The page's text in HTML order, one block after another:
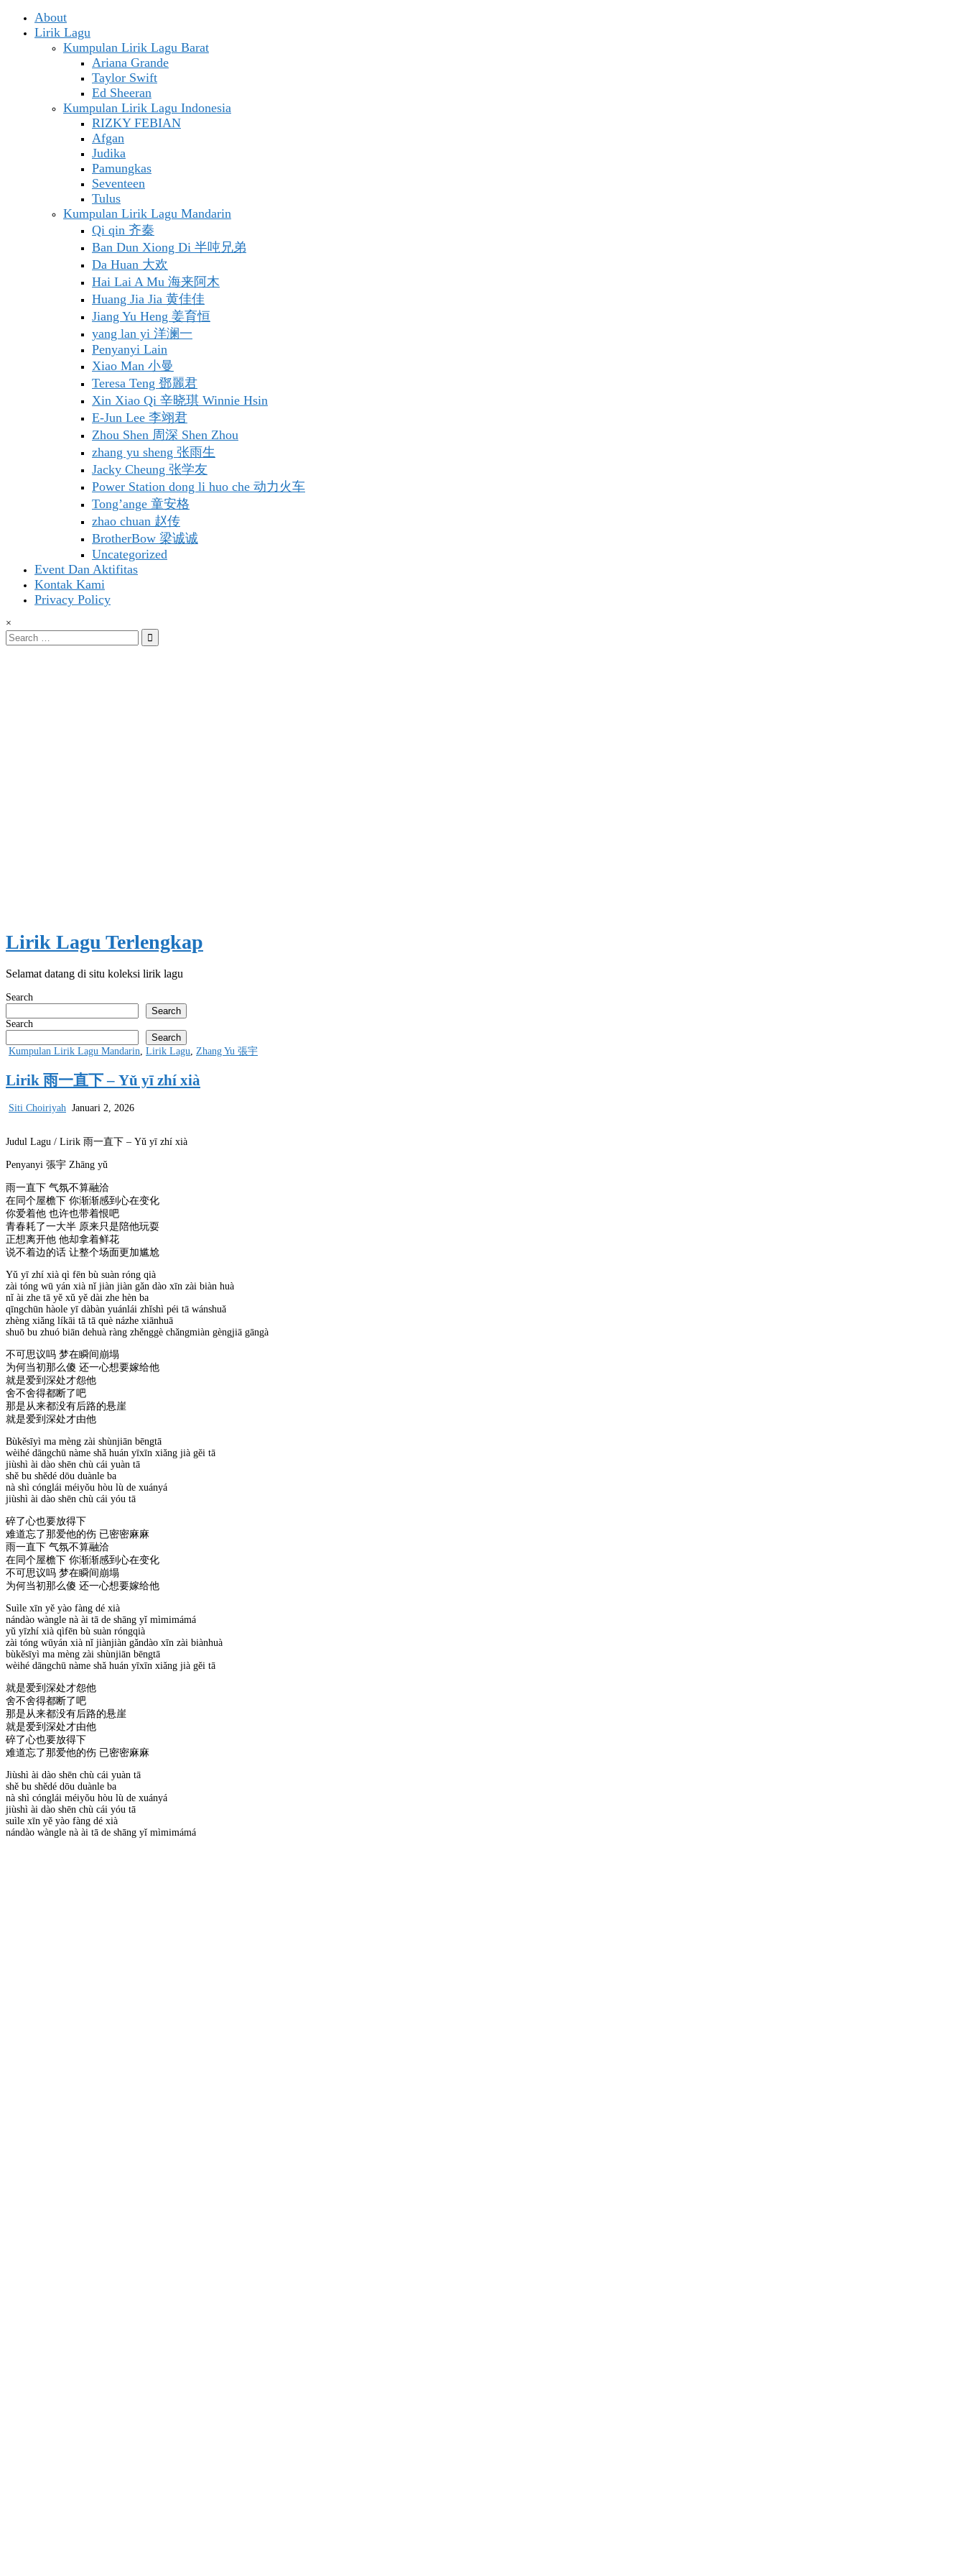
About
Lirik Lagu
Kumpulan Lirik Lagu Barat
Ariana Grande
Taylor Swift
Ed Sheeran
Kumpulan Lirik Lagu Indonesia
RIZKY FEBIAN
Afgan
Judika
Pamungkas
Seventeen
Tulus
Kumpulan Lirik Lagu Mandarin
Qi qin 齐秦
Ban Dun Xiong Di 半吨兄弟
Da Huan 大欢
Hai Lai A Mu 海来阿木
Huang Jia Jia 黄佳佳
Jiang Yu Heng 姜育恒
yang lan yi 洋澜一
Penyanyi Lain
Xiao Man 小曼
Teresa Teng 鄧麗君
Xin Xiao Qi 辛晓琪 Winnie Hsin
E-Jun Lee 李翊君
Zhou Shen 周深 Shen Zhou
zhang yu sheng 张雨生
Jacky Cheung 张学友
Power Station dong li huo che 动力火车
Tong’ange 童安格
zhao chuan 赵传
BrotherBow 梁诚诚
Uncategorized
Event Dan Aktifitas
Kontak Kami
Privacy Policy
×
Search
for:
Lirik Lagu Terlengkap
Selamat datang di situ koleksi lirik lagu
Search
Search
Search
Search
Posted
Kumpulan Lirik Lagu Mandarin Lirik Lagu Zhang Yu 張宇
Lirik 雨一直下 – Yǔ yī zhí xià
Siti Choiriyah Januari 2, 2026
Judul Lagu / Lirik 雨一直下 – Yǔ yī zhí xià
Penyanyi 張宇 Zhāng yǔ
雨一直下 气氛不算融洽
在同个屋檐下 你渐渐感到心在变化
你爱着他 也许也带着恨吧
青春耗了一大半 原来只是陪他玩耍
正想离开他 他却拿着鲜花
说不着边的话 让整个场面更加尴尬
Yǔ yī zhí xià qì fēn bù suàn róng qià
zài tóng wū yán xià nǐ jiàn jiàn gǎn dào xīn zài biàn huà
nǐ ài zhe tā yě xǔ yě dài zhe hèn ba
qīngchūn hàole yī dàbàn yuánlái zhǐshì péi tā wánshuǎ
zhèng xiǎng líkāi tā tā què názhe xiānhuā
shuō bu zhuó biān dehuà ràng zhěnggè chǎngmiàn gèngjiā gāngà
不可思议吗 梦在瞬间崩塌
为何当初那么傻 还一心想要嫁给他
就是爱到深处才怨他
舍不舍得都断了吧
那是从来都没有后路的悬崖
就是爱到深处才由他
Bùkěsīyì ma mèng zài shùnjiān bēngtā
wèihé dāngchū nàme shǎ huán yīxīn xiǎng jià gěi tā
jiùshì ài dào shēn chù cái yuàn tā
shě bu shědé dōu duànle ba
nà shì cónglái méiyǒu hòu lù de xuányá
jiùshì ài dào shēn chù cái yóu tā
碎了心也要放得下
难道忘了那爱他的伤 已密密麻麻
雨一直下 气氛不算融洽
在同个屋檐下 你渐渐感到心在变化
不可思议吗 梦在瞬间崩塌
为何当初那么傻 还一心想要嫁给他
Suìle xīn yě yào fàng dé xià
nándào wàngle nà ài tā de shāng yǐ mìmimámá
yǔ yīzhí xià qìfēn bù suàn róngqià
zài tóng wūyán xià nǐ jiànjiàn gǎndào xīn zài biànhuà
bùkěsīyì ma mèng zài shùnjiān bēngtā
wèihé dāngchū nàme shǎ huán yīxīn xiǎng jià gěi tā
就是爱到深处才怨他
舍不舍得都断了吧
那是从来都没有后路的悬崖
就是爱到深处才由他
碎了心也要放得下
难道忘了那爱他的伤 已密密麻麻
Jiùshì ài dào shēn chù cái yuàn tā
shě bu shědé dōu duànle ba
nà shì cónglái méiyǒu hòu lù de xuányá
jiùshì ài dào shēn chù cái yóu tā
suìle xīn yě yào fàng dé xià
nándào wàngle nà ài tā de shāng yǐ mìmimámá